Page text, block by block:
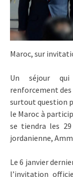
Maroc, sur
Un séjour qui
renforcement
surtout question
le Maroc à
se tiendra les
jordanienne,
Le 6 janvier
l’invitation